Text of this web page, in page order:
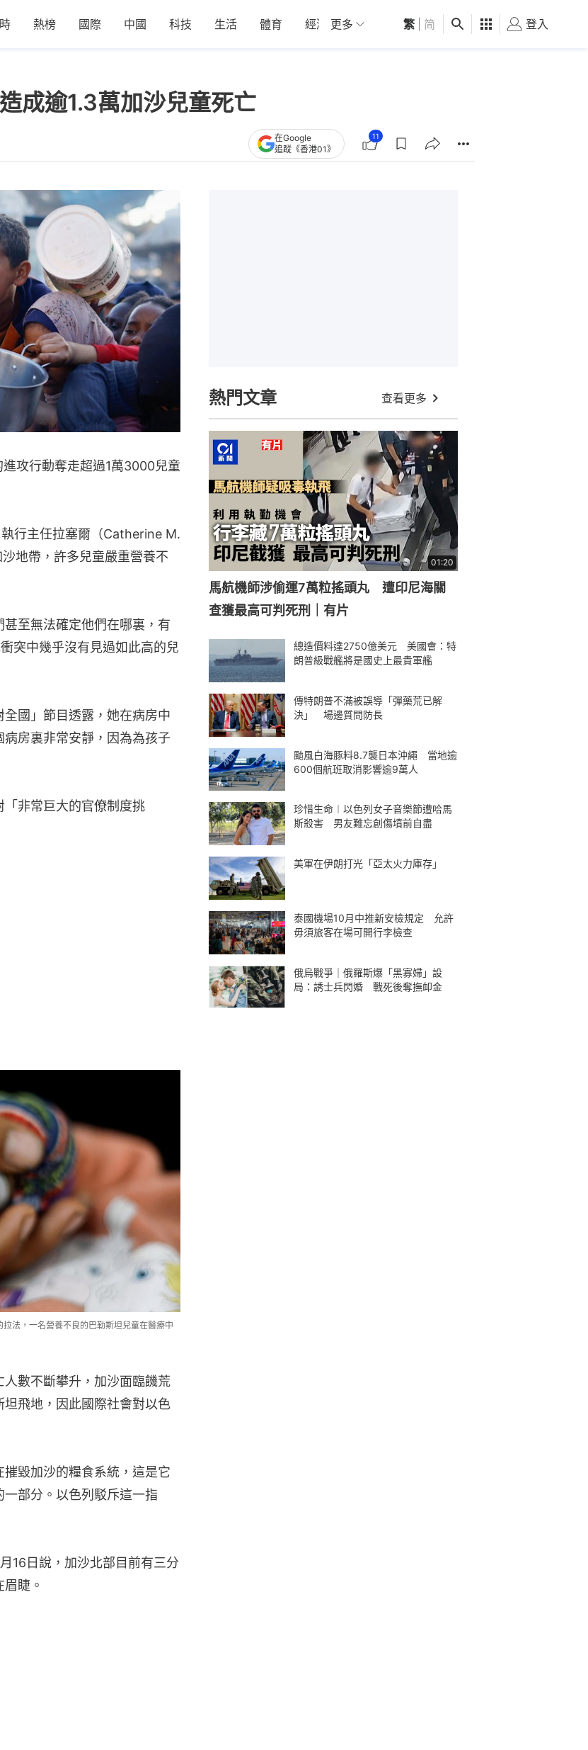
熱榜 國際 中國 科技 生活 體育 經濟 01深圳 觀點 健康 好食玩飛
更多 繁 简 登入
成逾1.3萬加沙兒童死亡
在Google
追蹤《香港01》
11
攻行動奪走超過1萬3000兒童
行主任拉塞爾（Catherine M.
地帶，許多兒童嚴重營養不
至無法確定他們在哪裏，有
突中幾乎沒有見過如此高的兒
國」節目透露，她在病房中
房裏非常安靜，因為為孩子
非常巨大的官僚制度挑
法，一名營養不良的巴勒斯坦兒童在醫療中
數不斷攀升，加沙面臨饑荒
飛地，因此國際社會對以色
毀加沙的糧食系統，這是它
部分。以色列駁斥這一指
16日說，加沙北部目前有三分
睫。
熱門文章 查看更多
01:20
馬航機師涉偷運7萬粒搖頭丸 遭印尼海關
查獲最高可判死刑｜有片
總造價料達2750億美元 美國會：特
朗普級戰艦將是國史上最貴軍艦
傳特朗普不滿被誤導「彈藥荒已解
決」 場邊質問防長
颱風白海豚料8.7襲日本沖繩 當地逾
600個航班取消影響逾9萬人
珍惜生命︱以色列女子音樂節遭哈馬
斯殺害 男友難忘創傷墳前自盡
美軍在伊朗打光「亞太火力庫存」
泰國機場10月中推新安檢規定 允許
毋須旅客在場可開行李檢查
俄烏戰爭｜俄羅斯爆「黑寡婦」設
局：誘士兵閃婚 戰死後奪撫卹金